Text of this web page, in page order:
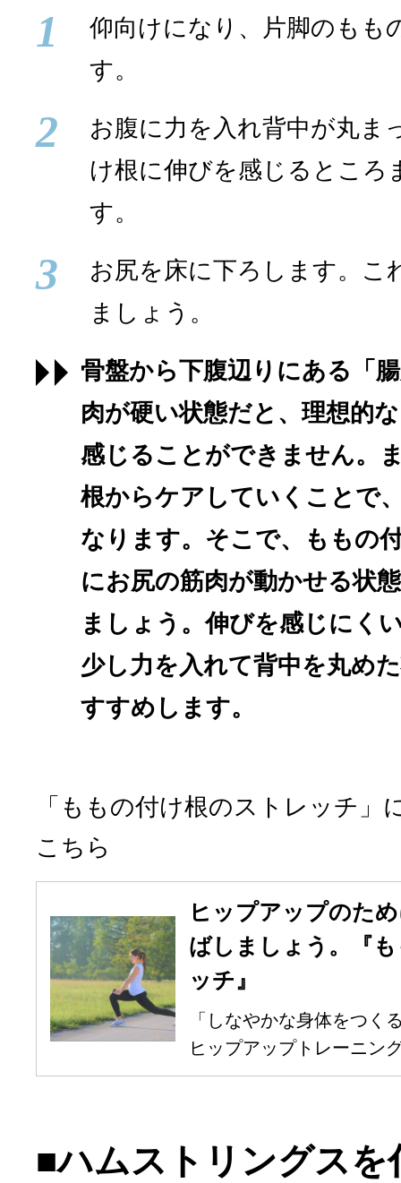
1
仰向けになり、片脚のもも
す。
2
お腹に力を入れ背中が丸ま
け根に伸びを感じるところ
す。
3
お尻を床に下ろします。こ
ましょう。
骨盤から下腹辺りにある「
肉が硬い状態だと、理想的
感じることができません。
根からケアしていくことで
なります。そこで、ももの
にお尻の筋肉が動かせる状
ましょう。伸びを感じにく
少し力を入れて背中を丸め
すすめします。
「ももの付け根のストレッチ」
こちら
ヒップアップのた
ばしましょう。『
ッチ』
「しなやかな身体をつく
ヒップアップトレーニン
■ハムストリングスを